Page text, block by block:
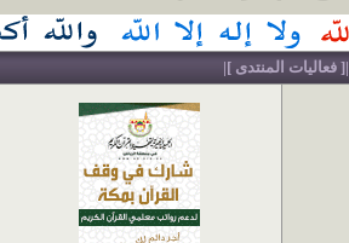
|[ فعاليات المنتدى ]|